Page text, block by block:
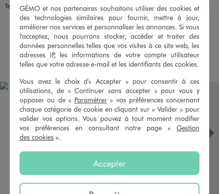
Tee-shirt de sport en mesh imprimé garçon
12,99 €
-50% sur le 2ème produit d'été
5/5 de moyenne
(46 avis)
AJOUTERAU PANIER
Sweat de sport à col montant en matière sport garçon
19,99 €
5/5 de moyenne
(11 avis)
AJOUTERAU PANIER
GÉMO et nos partenaires souhaitons utiliser des cookies et
des technologies similaires pour fournir, mettre à jour,
améliorer nos services et personnaliser les annonces. Si vous
l'acceptez, nous pourrons stocker, accéder et traiter des
données personnelles telles que vos visites à ce site web, les
adresses IP, les informations de votre compte utilisateur
telles que votre adresse e-mail et les identifiants des cookies.
Vous avez le choix d'« Accepter » pour consentir à ces
utilisations, de « Continuer sans accepter » pour vous y
opposer ou de « Paramétrer » vos préférences concernant
chaque catégorie de cookie en cliquant sur « Valider » pour
valider vos options. Vous pouvez à tout moment modifier
vos préférences en consultant notre page « Gestion
des cookies ».
Accepter